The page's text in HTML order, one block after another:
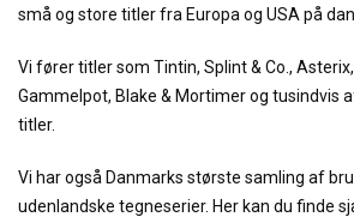
små og store titler fra Europa og USA på
Vi fører titler som Tintin, Splint & Co.,
Gammelpot, Blake & Mortimer og tusindvis
titler.
Vi har også Danmarks største samling af
udenlandske tegneserier. Her kan du finde